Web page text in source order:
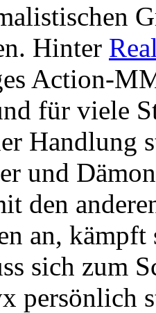
Hinter
Action-
für viele
Handlung
und
den
an,
sich zum
persönlich